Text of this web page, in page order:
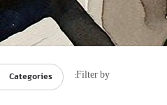
Filter by:
Categories